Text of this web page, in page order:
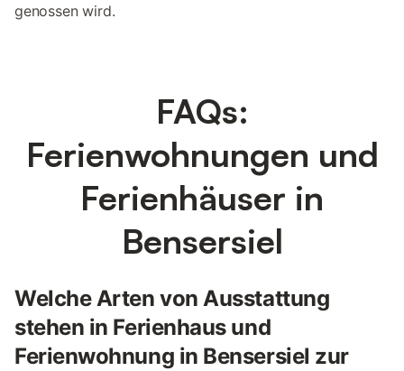
genossen wird.
FAQs:
Ferienwohnungen und
Ferienhäuser in
Bensersiel
Welche Arten von Ausstattung
stehen in Ferienhaus und
Ferienwohnung in Bensersiel zur